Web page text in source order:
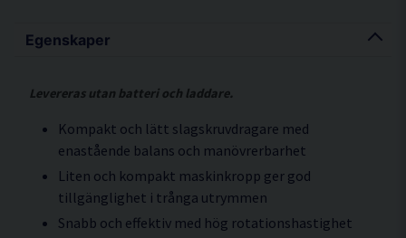
Egenskaper
Levereras utan batteri och laddare.
Kompakt och lätt slagskruvdragare med
enastående balans och manövrerbarhet
Liten och kompakt maskinkropp ger god
tillgänglighet i trånga utrymmen
Snabb och effektiv med hög rotationshastighet